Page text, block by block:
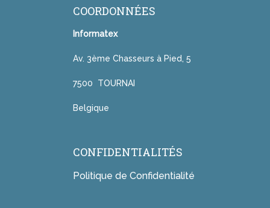
COORDONNÉES
Informatex
Av. 3ème Chasseurs à Pied, 5
7500 TOURNAI
Belgique
CONFIDENTIALITÉS
Politique de Confidentialité